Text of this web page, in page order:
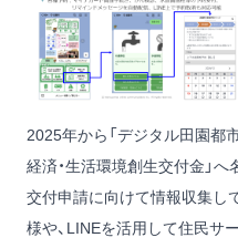
2025年から「デジタル田園都
経済・生活環境創生交付金」
交付申請に向けて情報収集し
様や、LINEを活用して住民サ